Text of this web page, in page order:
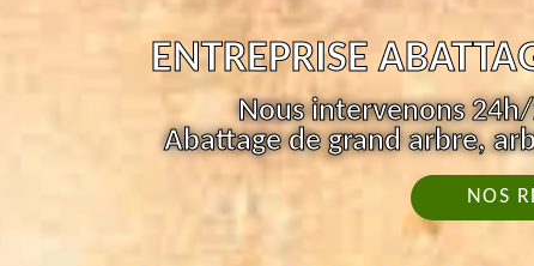
ENTREPRISE
Nous intervenons
Abattage de grand arbre,
NOS